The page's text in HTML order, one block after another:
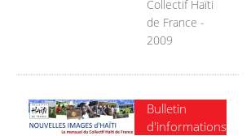
Collectif Haïti
de France -
2009
Bulletin
d'informations